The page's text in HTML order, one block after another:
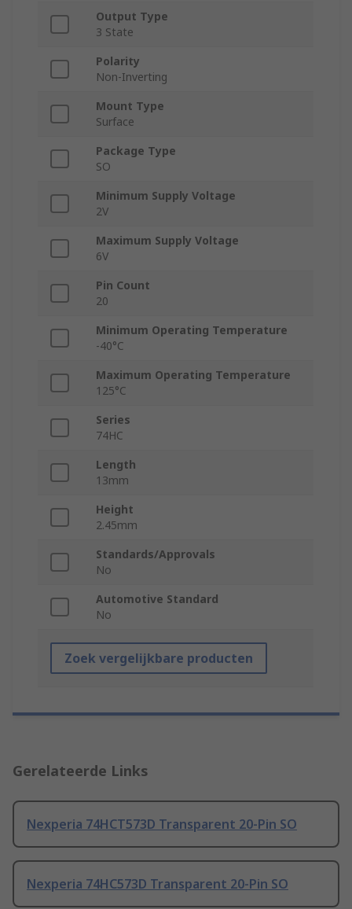
Output Type
3 State
Polarity
Non-Inverting
Mount Type
Surface
Package Type
SO
Minimum Supply Voltage
2V
Maximum Supply Voltage
6V
Pin Count
20
Minimum Operating Temperature
-40°C
Maximum Operating Temperature
125°C
Series
74HC
Length
13mm
Height
2.45mm
Standards/Approvals
No
Automotive Standard
No
Zoek vergelijkbare producten
Gerelateerde Links
Nexperia 74HCT573D Transparent 20-Pin SO
Nexperia 74HC573D Transparent 20-Pin SO